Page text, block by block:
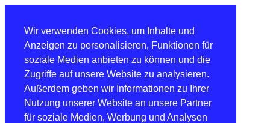
Wir verwenden Cookies, um Inhalte und
Anzeigen zu personalisieren, Funktionen für
soziale Medien anbieten zu können und die
Zugriffe auf unsere Website zu analysieren.
Außerdem geben wir Informationen zu Ihrer
Nutzung unserer Website an unsere Partner
für soziale Medien, Werbung und Analysen